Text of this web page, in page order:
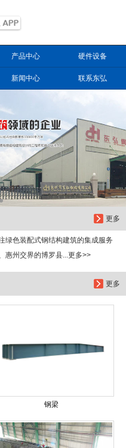
产品中心 硬件设备
新闻中心 联系东弘
更多
色装配式钢结构建筑的集成服务
惠州交界的博罗县...更多>>
更多
钢梁